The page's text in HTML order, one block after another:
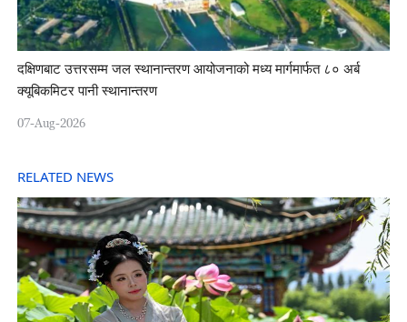
दक्षिणबाट उत्तरसम्म जल स्थानान्तरण आयोजनाको मध्य मार्गमार्फत ८० अर्ब
क्यूबिकमिटर पानी स्थानान्तरण
07-Aug-2026
RELATED NEWS